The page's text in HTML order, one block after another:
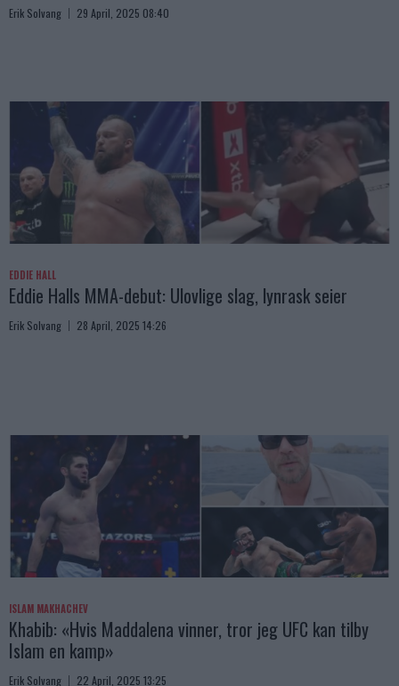
Erik Solvang 29 April, 2025 08:40
EDDIE HALL
Eddie Halls MMA-debut: Ulovlige slag, lynrask seier
Erik Solvang 28 April, 2025 14:26
ISLAM MAKHACHEV
Khabib: «Hvis Maddalena vinner, tror jeg UFC kan tilby
Islam en kamp»
Erik Solvang 22 April, 2025 13:25